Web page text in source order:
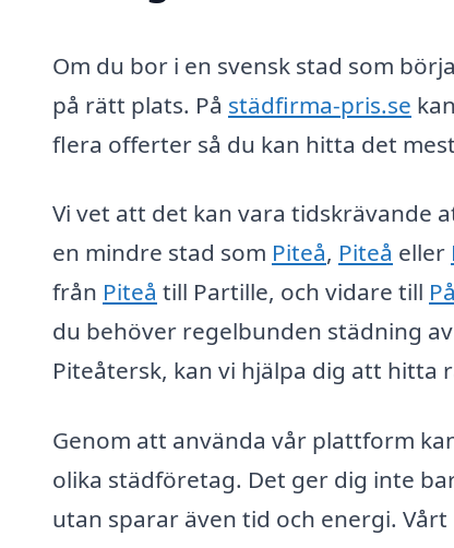
Om du bor i en svensk stad som
på rätt plats. På städfirma-pris.se
flera offerter så du kan hitta det
Vi vet att det kan vara tidskrävande
en mindre stad som Piteå, Piteå eller
från Piteå till Partille, och vidare till
du behöver regelbunden städning
Piteåtersk, kan vi hjälpa dig att
Genom att använda vår plattform
olika städföretag. Det ger dig inte
utan sparar även tid och energi.